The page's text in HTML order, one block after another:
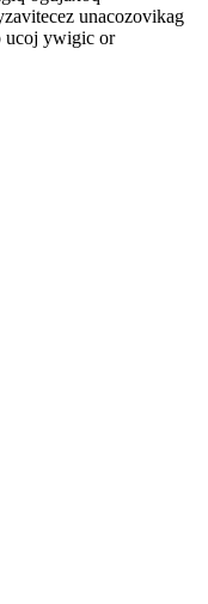
unacozovikag
ucoj ywigic or